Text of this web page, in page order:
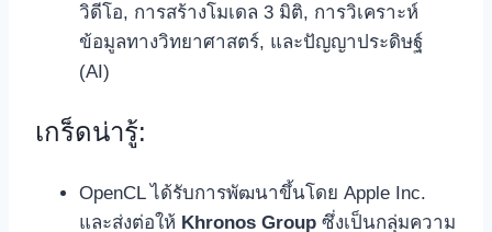
วิดีโอ, การสร้างโมเดล 3 มิติ, การวิเคราะห์
ข้อมูลทางวิทยาศาสตร์, และปัญญาประดิษฐ์
(AI)
เกร็ดน่ารู้:
OpenCL ได้รับการพัฒนาขึ้นโดย Apple Inc.
และส่งต่อให้ Khronos Group ซึ่งเป็นกลุ่มความ